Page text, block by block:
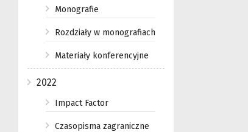
Monografie
Rozdziały w monografiach
Materiały konferencyjne
2022
Impact Factor
Czasopisma zagraniczne